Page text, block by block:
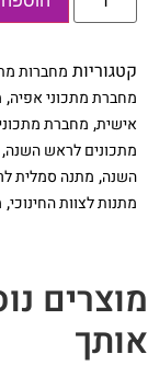
מחברת
לראש
השנה
קטגוריותמחברות
מחברת מתכוני אפיה,
אישית,מחברת
מתכונים לראש השנה,
השנה,מתנה סמלית
מתנות לצוות החינוכי,